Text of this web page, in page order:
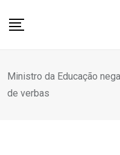
Ministro da Educação
de verbas